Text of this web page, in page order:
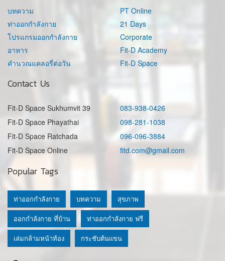
บทความ
ท่าออกกำลังกาย
โปรแกรมออกกำลังกาย
อาหาร
คำนวณแคลอรี่ต่อวัน
PT Online
21 Days
Corporate
Fit-D Academy
Fit-D Space
Contact Us
Fit-D Space Sukhumvit 39
083-938-0426
Fit-D Space Phayathai
098-281-1038
Fit-D Space Ratchada
096-096-3884
Fit-D Space Online
fitd.com@gmail.com
Popular Tags
ท่าออกกำลังกาย บทความ สุขภาพ
ออกกำลังกาย ที่บ้าน ท่าออกกำลังกาย ฟรี
เล่มกล้ามหน้าท้อง กระชับต้นแขน